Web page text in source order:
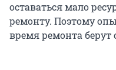
оставаться мало
ремонту. Поэтому
время ремонта берут